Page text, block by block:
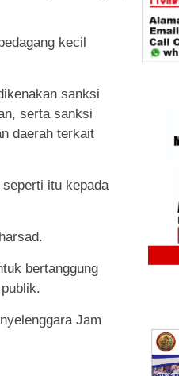
kecil
sanksi
serta sanksi
daerah terkait
itu kepada
bertanggung
Jam